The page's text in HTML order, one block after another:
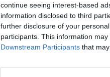
continue seeing interest-based
information disclosed to third
further disclosure of your
participants. This information
Downstream Participants that